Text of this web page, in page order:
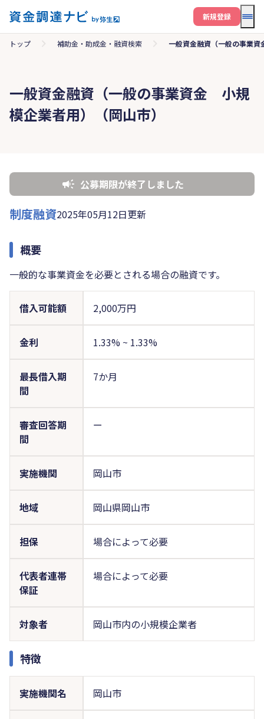
メ
新規登録
トップ 補助金・助成金・融資検索 一般資金融資（一般の事業
一般資金融資（一般の事業資金 小規
模企業者用）（岡山市）
公募期限が終了しました
制度融資2025年05月12日更新
概要
一般的な事業資金を必要とされる場合の融資です。
借入可能額 2,000万円
金利 1.33% ~ 1.33%
最長借入期
間
7か月
審査回答期
間
ー
実施機関 岡山市
地域 岡山県岡山市
担保 場合によって必要
代表者連帯
保証
場合によって必要
対象者 岡山市内の小規模企業者
特徴
実施機関名 岡山市